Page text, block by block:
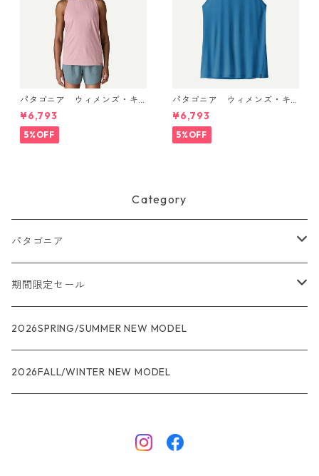
パタゴニア ウィメンズ・キ
ャプリーン・クール・ウルト
ラ・タンク Light Violet - Qu
iet Violet X-Dye 44740 日本
正規品
¥6,793
5%OFF
パタゴニア ウィメンズ・キ
ャプリーン・クール・ウルト
ラ・タンク Aquatic Blue - Li
ght Aquatic Blue X-Dye 447
40 日本正規品
¥6,793
5%OFF
Category
パタゴニア
メンズ
R1
R1エア
ウィメンズ
R1
ジャケット・アウター
期間限定セール
★★★
レインウェアー
2026SPRING/SUMMER NEW MODEL
2026FALL/WINTER NEW MODEL